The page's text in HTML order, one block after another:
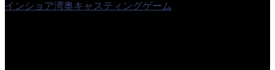
インショア湾奥キャスティングゲーム